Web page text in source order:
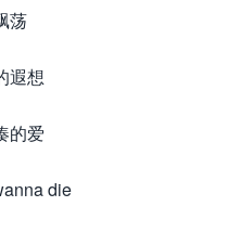
荡
遐想
的爱
die